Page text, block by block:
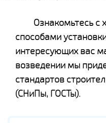
Ознакомьтесь с
способами
интересующих вас
возведении мы
стандартов
(СНиПы, ГОСТы).